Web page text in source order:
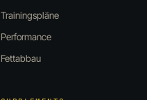
Trainingspläne
Performance
Fettabbau